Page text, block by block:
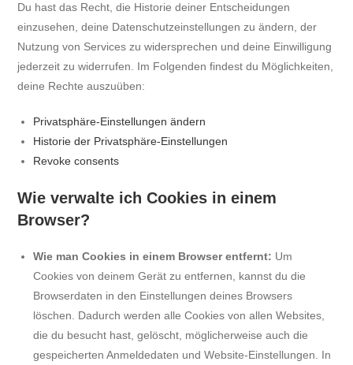
Du hast das Recht, die Historie deiner Entscheidungen
einzusehen, deine Datenschutzeinstellungen zu ändern, der
Nutzung von Services zu widersprechen und deine Einwilligung
jederzeit zu widerrufen. Im Folgenden findest du Möglichkeiten,
deine Rechte auszuüben:
Privatsphäre-Einstellungen ändern
Historie der Privatsphäre-Einstellungen
Revoke consents
Wie verwalte ich Cookies in einem
Browser?
Wie man Cookies in einem Browser entfernt: Um
Cookies von deinem Gerät zu entfernen, kannst du die
Browserdaten in den Einstellungen deines Browsers
löschen. Dadurch werden alle Cookies von allen Websites,
die du besucht hast, gelöscht, möglicherweise auch die
gespeicherten Anmeldedaten und Website-Einstellungen. In